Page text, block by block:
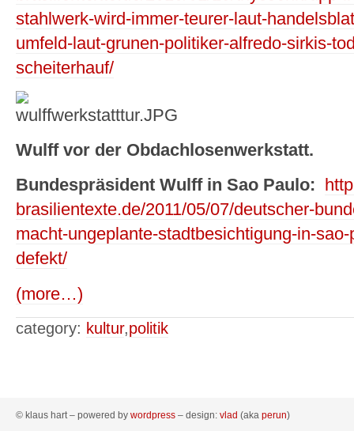
stahlwerk-wird-immer-teurer-laut-
umfeld-laut-grunen-politiker-alfredo-sirkis-
scheiterhauf/
Wulff vor der Obdachlosenwerkstatt.
Bundespräsident Wulff in Sao Paulo:
brasilientexte.de/2011/05/07/deutscher-
macht-ungeplante-stadtbesichtigung-in-
defekt/
(more…)
category: kultur,politik
© klaus hart – powered by wordpress – design: vlad (aka perun)